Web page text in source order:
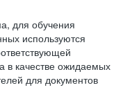
для обучения
используются
в качестве ожидаемых
для документов